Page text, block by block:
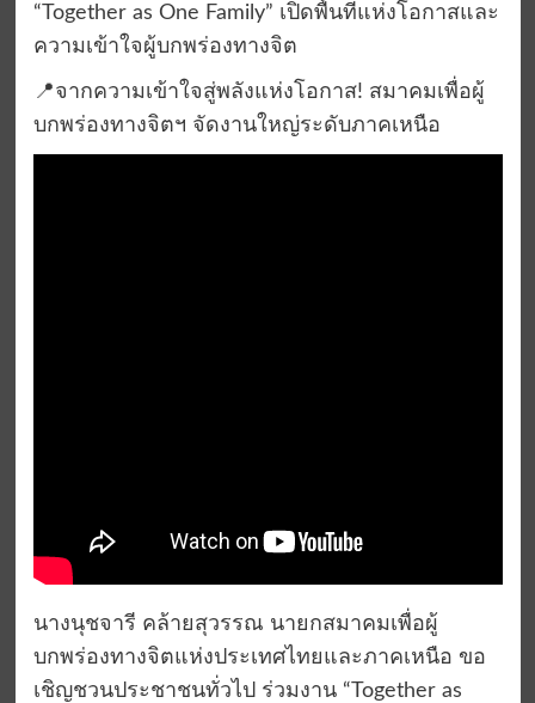
“Together as One Family” เปิดพื้นที่แห่งโอกาสและ
ความเข้าใจผู้บกพร่องทางจิต
📍จากความเข้าใจสู่พลังแห่งโอกาส! สมาคมเพื่อผู้
บกพร่องทางจิตฯ จัดงานใหญ่ระดับภาคเหนือ
นางนุชจารี คล้ายสุวรรณ นายกสมาคมเพื่อผู้
บกพร่องทางจิตแห่งประเทศไทยและภาคเหนือ ขอ
เชิญชวนประชาชนทั่วไป ร่วมงาน “Together as